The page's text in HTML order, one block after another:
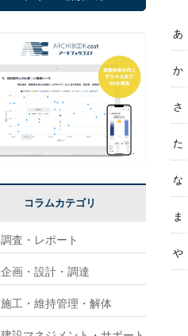
あ
か
さ
た
な
ま
や
コラムカテゴリ
調査・レポート
企画・設計・調達
施工・維持管理・解体